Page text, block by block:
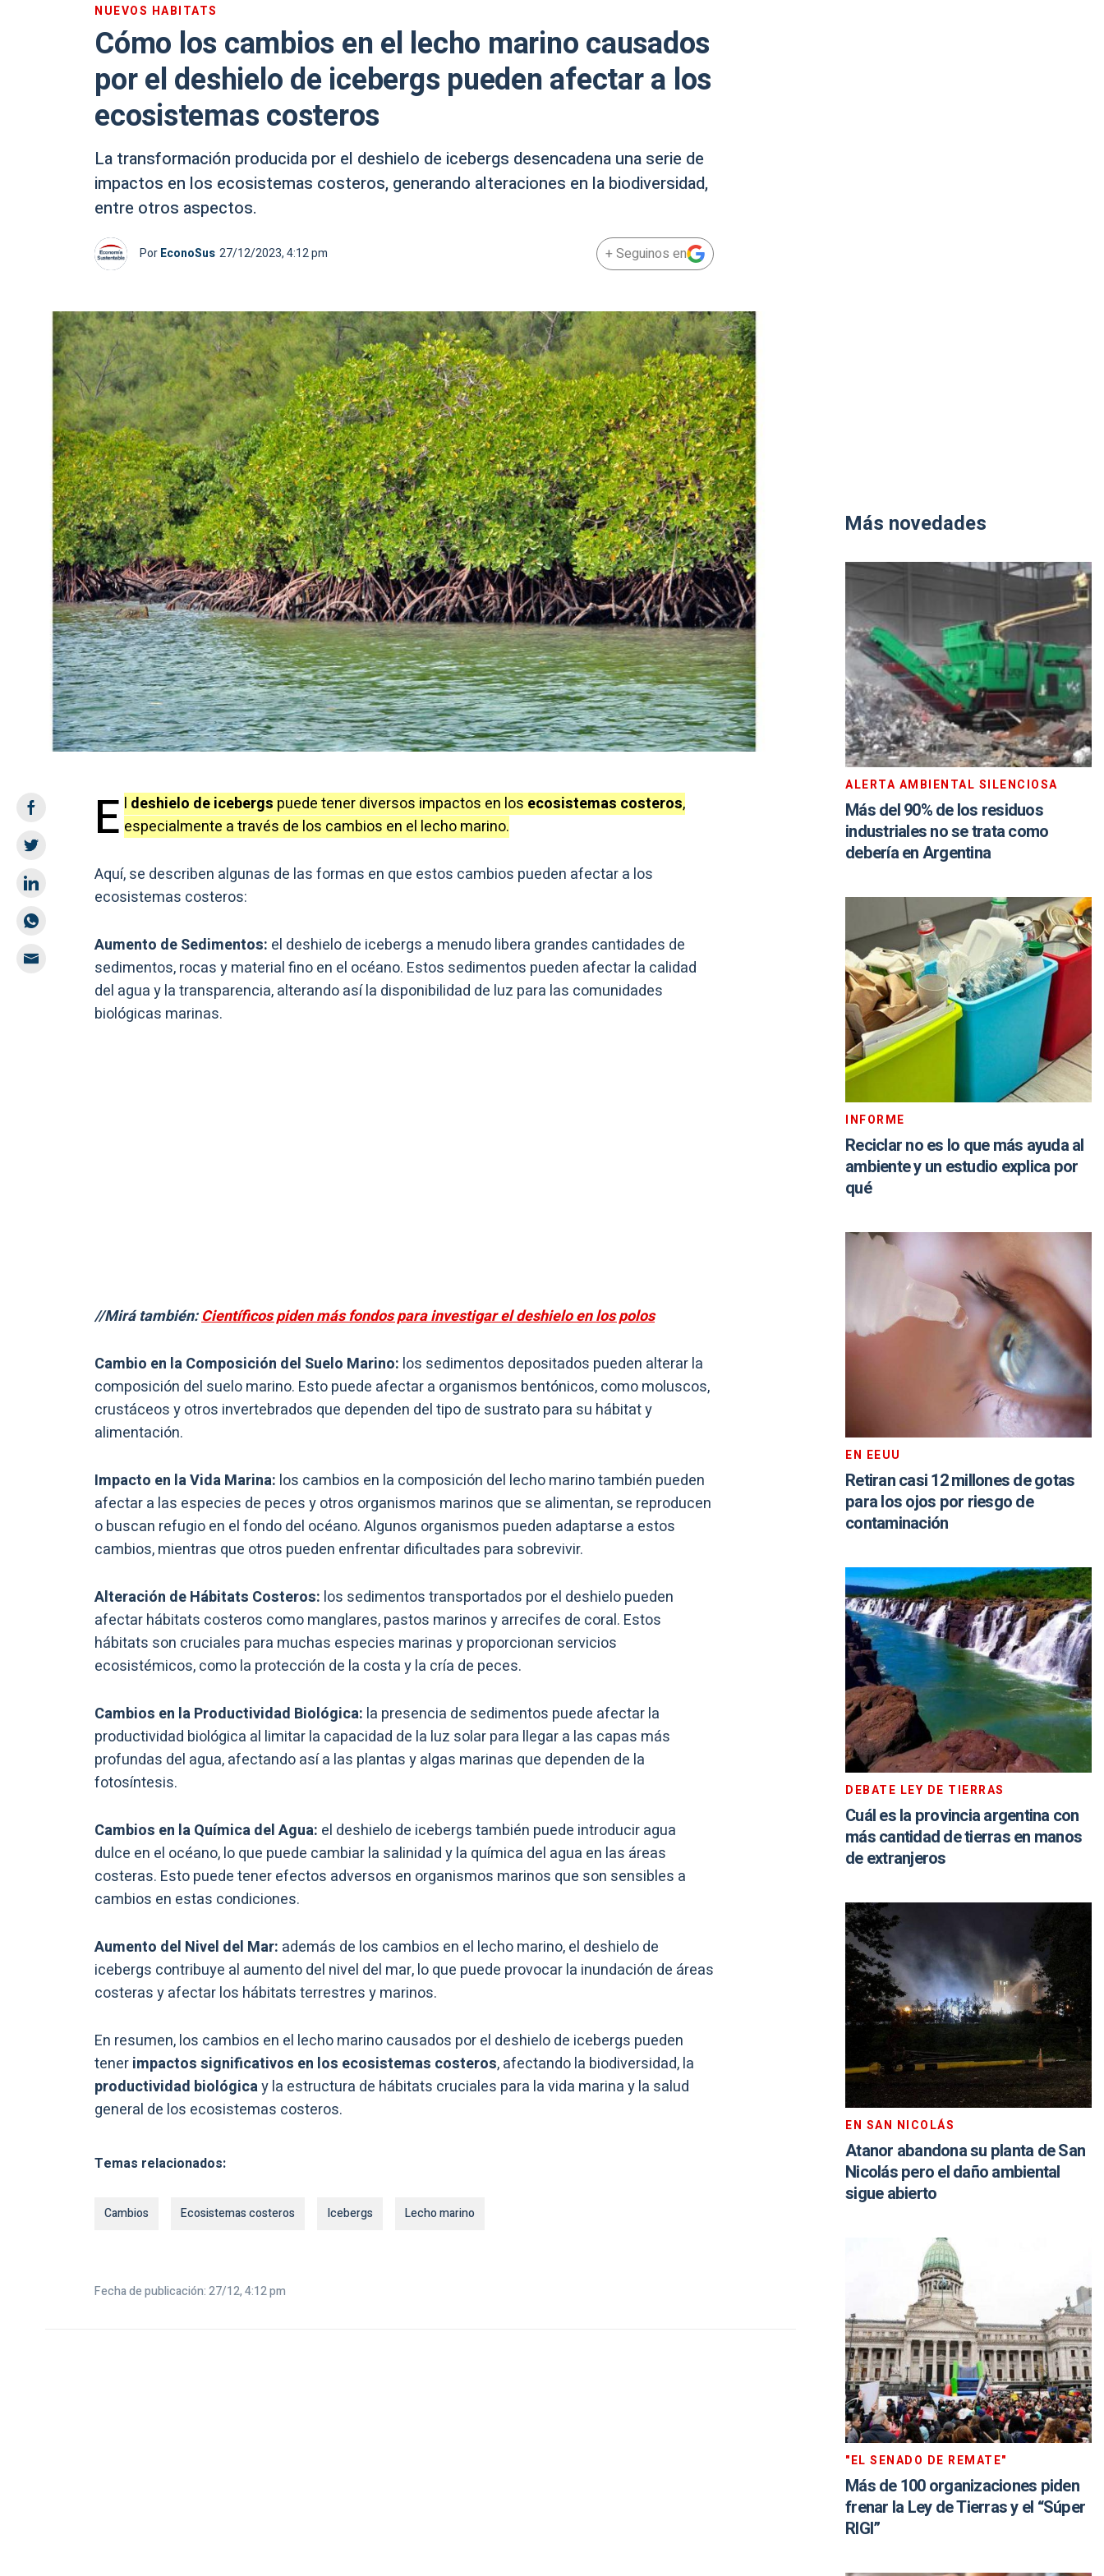
NUEVOS HABITATS
Cómo los cambios en el lecho marino causados
por el deshielo de icebergs pueden afectar a los
ecosistemas costeros
La transformación producida por el deshielo de icebergs desencadena una serie de
impactos en los ecosistemas costeros, generando alteraciones en la biodiversidad,
entre otros aspectos.
PorEconoSus 27/12/2023, 4:12 pm + Seguinos en
E l deshielo de icebergs puede tener diversos impactos en los ecosistemas costeros,
especialmente a través de los cambios en el lecho marino.
Aquí, se describen algunas de las formas en que estos cambios pueden afectar a los
ecosistemas costeros:
Aumento de Sedimentos: el deshielo de icebergs a menudo libera grandes cantidades de
sedimentos, rocas y material fino en el océano. Estos sedimentos pueden afectar la calidad
del agua y la transparencia, alterando así la disponibilidad de luz para las comunidades
biológicas marinas.
//Mirá también:Científicos piden más fondos para investigar el deshielo en los polos
Cambio en la Composición del Suelo Marino: los sedimentos depositados pueden alterar la
composición del suelo marino. Esto puede afectar a organismos bentónicos, como moluscos,
crustáceos y otros invertebrados que dependen del tipo de sustrato para su hábitat y
alimentación.
Impacto en la Vida Marina: los cambios en la composición del lecho marino también pueden
afectar a las especies de peces y otros organismos marinos que se alimentan, se reproducen
o buscan refugio en el fondo del océano. Algunos organismos pueden adaptarse a estos
cambios, mientras que otros pueden enfrentar dificultades para sobrevivir.
Alteración de Hábitats Costeros: los sedimentos transportados por el deshielo pueden
afectar hábitats costeros como manglares, pastos marinos y arrecifes de coral. Estos
hábitats son cruciales para muchas especies marinas y proporcionan servicios
ecosistémicos, como la protección de la costa y la cría de peces.
Cambios en la Productividad Biológica: la presencia de sedimentos puede afectar la
productividad biológica al limitar la capacidad de la luz solar para llegar a las capas más
profundas del agua, afectando así a las plantas y algas marinas que dependen de la
fotosíntesis.
Cambios en la Química del Agua: el deshielo de icebergs también puede introducir agua
dulce en el océano, lo que puede cambiar la salinidad y la química del agua en las áreas
costeras. Esto puede tener efectos adversos en organismos marinos que son sensibles a
cambios en estas condiciones.
Aumento del Nivel del Mar: además de los cambios en el lecho marino, el deshielo de
icebergs contribuye al aumento del nivel del mar, lo que puede provocar la inundación de áreas
costeras y afectar los hábitats terrestres y marinos.
En resumen, los cambios en el lecho marino causados por el deshielo de icebergs pueden
tenerimpactos significativos en los ecosistemas costeros, afectando la biodiversidad, la
productividad biológicay la estructura de hábitats cruciales para la vida marina y la salud
general de los ecosistemas costeros.
Temas relacionados:
Cambios Ecosistemas costeros Icebergs Lecho marino
Fecha de publicación: 27/12, 4:12 pm
Más novedades
ALERTA AMBIENTAL SILENCIOSA
Más del 90% de los residuos
industriales no se trata como
debería en Argentina
INFORME
Reciclar no es lo que más ayuda al
ambiente y un estudio explica por
qué
EN EEUU
Retiran casi 12 millones de gotas
para los ojos por riesgo de
contaminación
DEBATE LEY DE TIERRAS
Cuál es la provincia argentina con
más cantidad de tierras en manos
de extranjeros
EN SAN NICOLÁS
Atanor abandona su planta de San
Nicolás pero el daño ambiental
sigue abierto
"EL SENADO DE REMATE"
Más de 100 organizaciones piden
frenar la Ley de Tierras y el “Súper
RIGI”